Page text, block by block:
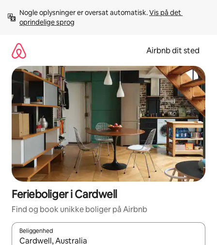
videre
Nogle oplysninger er oversat automatisk. Vis på det
oprindelige sprog
Airbnb dit sted
Ferieboliger i Cardwell
Find og book unikke boliger på Airbnb
Beliggenhed
Når resultaterne er tilgængelige, skal du navigere med